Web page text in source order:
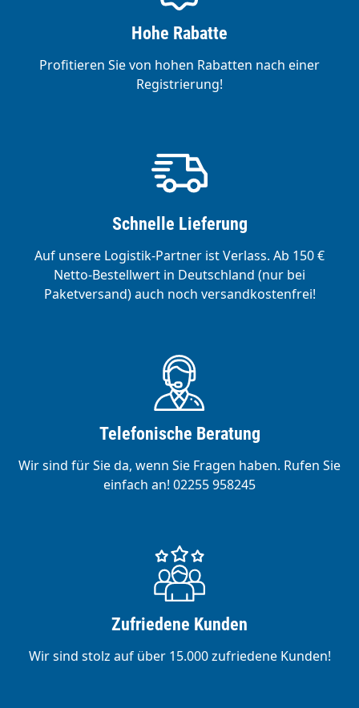
Hohe Rabatte
Profitieren Sie von hohen Rabatten nach einer
Registrierung!
Schnelle Lieferung
Auf unsere Logistik-Partner ist Verlass. Ab 150 €
Netto-Bestellwert in Deutschland (nur bei
Paketversand) auch noch versandkostenfrei!
Telefonische Beratung
Wir sind für Sie da, wenn Sie Fragen haben. Rufen Sie
einfach an! 02255 958245
Zufriedene Kunden
Wir sind stolz auf über 15.000 zufriedene Kunden!